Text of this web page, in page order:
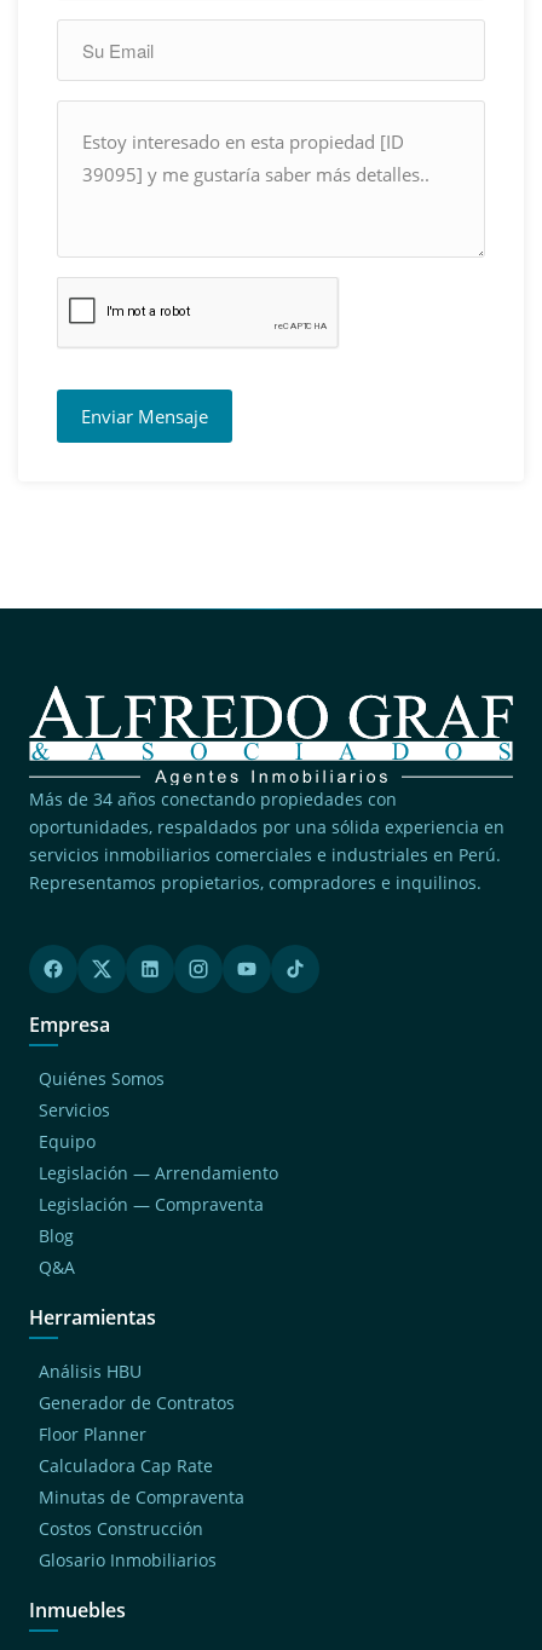
Enviar Mensaje
Más de 34 años conectando propiedades con
oportunidades, respaldados por una sólida experiencia en
servicios inmobiliarios comerciales e industriales en Perú.
Representamos propietarios, compradores e inquilinos.
Empresa
Quiénes Somos
Servicios
Equipo
Legislación — Arrendamiento
Legislación — Compraventa
Blog
Q&A
Herramientas
Análisis HBU
Generador de Contratos
Floor Planner
Calculadora Cap Rate
Minutas de Compraventa
Costos Construcción
Glosario Inmobiliarios
Inmuebles